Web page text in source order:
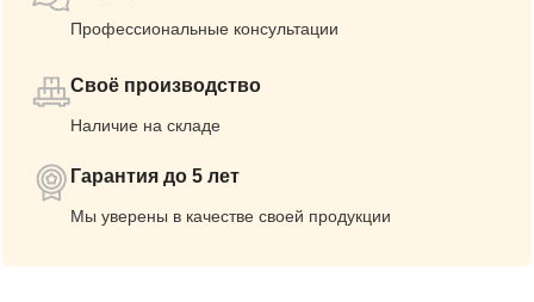
Профессиональные консультации
Своё производство
Наличие на складе
Гарантия до 5 лет
Мы уверены в качестве своей продукции